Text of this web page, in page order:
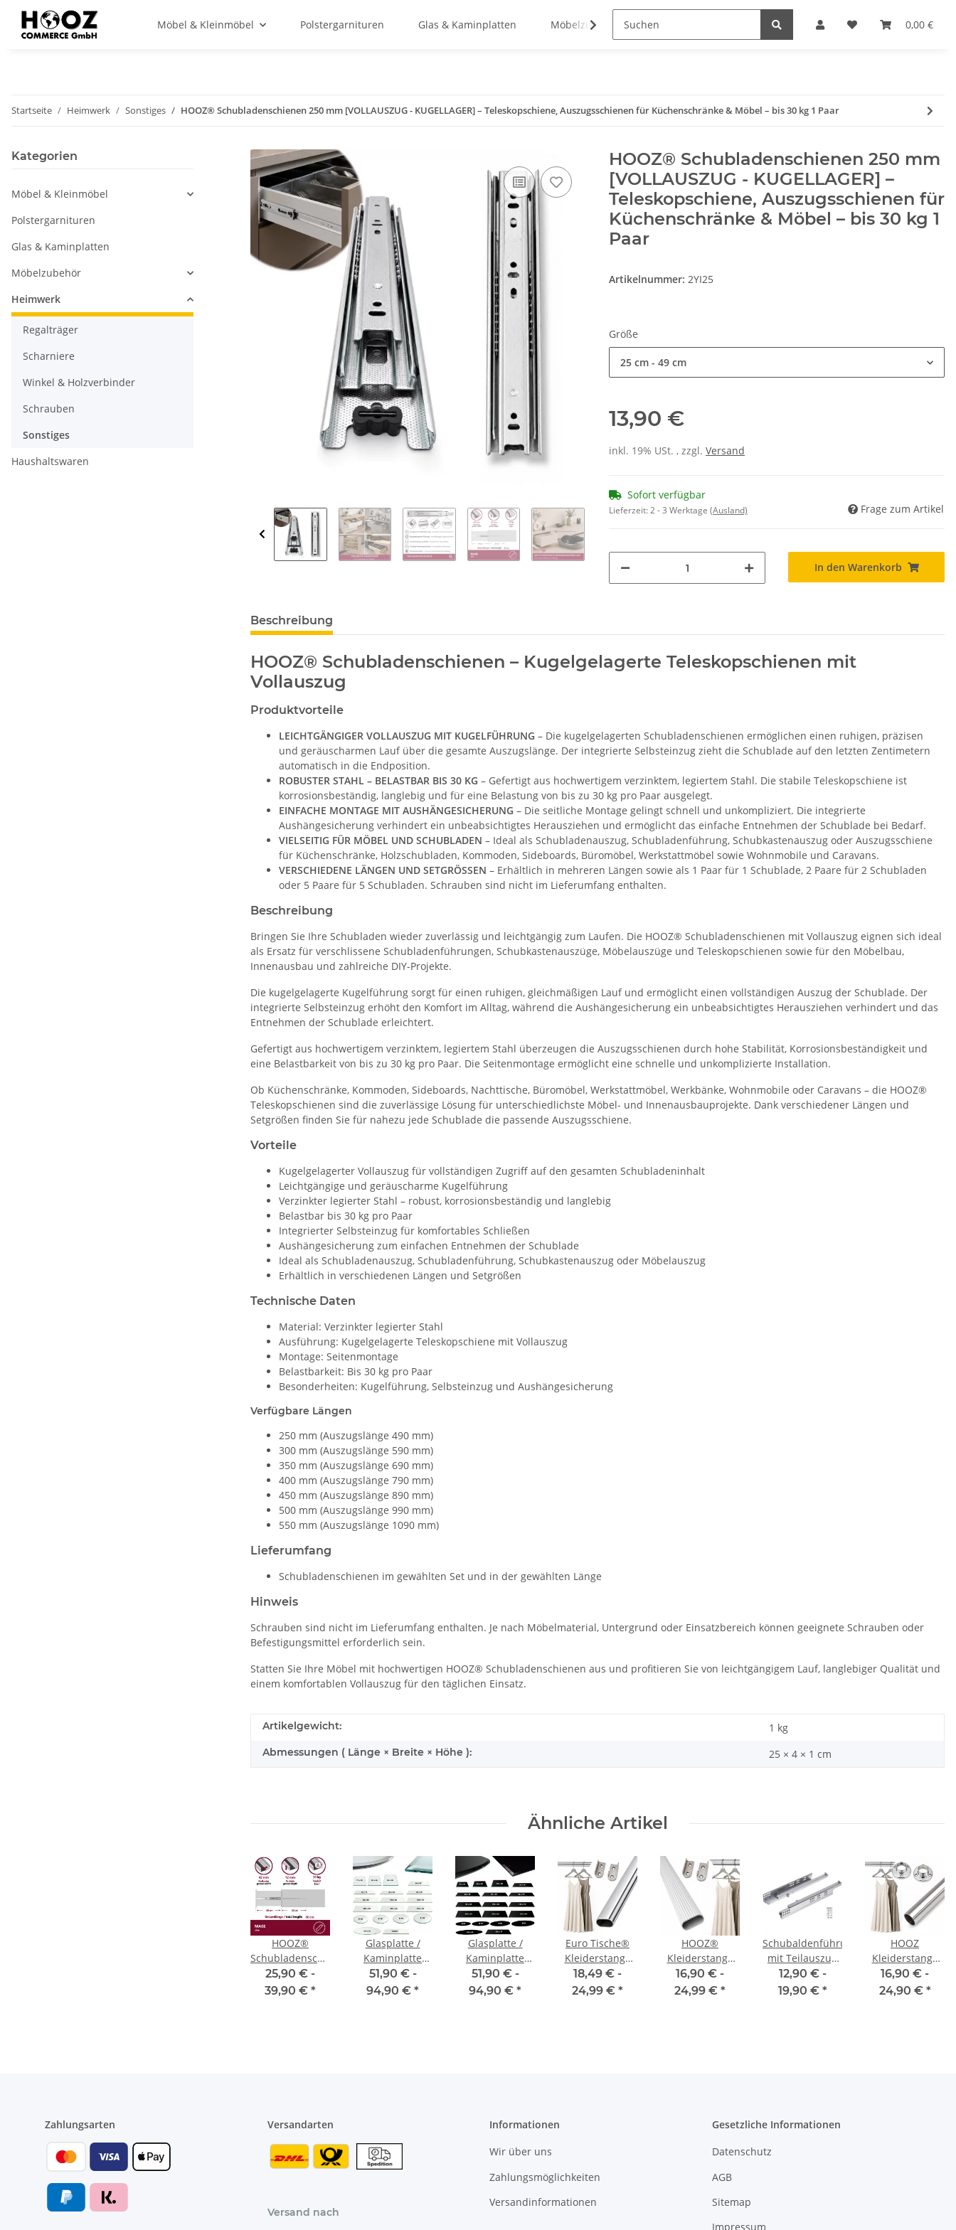
0,00 €
Möbel & Kleinmöbel Polstergarnituren Glas & Kaminplatten Möbelzubehör Haushaltswaren
Startseite Heimwerk Sonstiges HOOZ® Schubladenschienen 250 mm [VOLLAUSZUG - KUGELLAGER] – Teleskopschiene, Auszugsschienen für Küchenschränke & Möbel – bis 30 kg 1 Paar
HOOZ® Schubladenschienen 250 mm
[VOLLAUSZUG - KUGELLAGER] –
Teleskopschiene, Auszugsschienen für
Küchenschränke & Möbel – bis 30 kg 1
Paar
Artikelnummer: 2YI25
Größe
25 cm - 49 cm
13,90 €
inkl. 19% USt. , zzgl. Versand
Sofort verfügbar
Lieferzeit:2 - 3 Werktage (Ausland) Frage zum Artikel
In den Warenkorb
Beschreibung
HOOZ® Schubladenschienen – Kugelgelagerte Teleskopschienen mit
Vollauszug
Produktvorteile
LEICHTGÄNGIGER VOLLAUSZUG MIT KUGELFÜHRUNG – Die kugelgelagerten Schubladenschienen ermöglichen einen ruhigen, präzisen
und geräuscharmen Lauf über die gesamte Auszugslänge. Der integrierte Selbsteinzug zieht die Schublade auf den letzten Zentimetern
automatisch in die Endposition.
ROBUSTER STAHL – BELASTBAR BIS 30 KG – Gefertigt aus hochwertigem verzinktem, legiertem Stahl. Die stabile Teleskopschiene ist
korrosionsbeständig, langlebig und für eine Belastung von bis zu 30 kg pro Paar ausgelegt.
EINFACHE MONTAGE MIT AUSHÄNGESICHERUNG – Die seitliche Montage gelingt schnell und unkompliziert. Die integrierte
Aushängesicherung verhindert ein unbeabsichtigtes Herausziehen und ermöglicht das einfache Entnehmen der Schublade bei Bedarf.
VIELSEITIG FÜR MÖBEL UND SCHUBLADEN – Ideal als Schubladenauszug, Schubladenführung, Schubkastenauszug oder Auszugsschiene
für Küchenschränke, Holzschubladen, Kommoden, Sideboards, Büromöbel, Werkstattmöbel sowie Wohnmobile und Caravans.
VERSCHIEDENE LÄNGEN UND SETGRÖSSEN – Erhältlich in mehreren Längen sowie als 1 Paar für 1 Schublade, 2 Paare für 2 Schubladen
oder 5 Paare für 5 Schubladen. Schrauben sind nicht im Lieferumfang enthalten.
Beschreibung
Bringen Sie Ihre Schubladen wieder zuverlässig und leichtgängig zum Laufen. Die HOOZ® Schubladenschienen mit Vollauszug eignen sich ideal
als Ersatz für verschlissene Schubladenführungen, Schubkastenauszüge, Möbelauszüge und Teleskopschienen sowie für den Möbelbau,
Innenausbau und zahlreiche DIY-Projekte.
Die kugelgelagerte Kugelführung sorgt für einen ruhigen, gleichmäßigen Lauf und ermöglicht einen vollständigen Auszug der Schublade. Der
integrierte Selbsteinzug erhöht den Komfort im Alltag, während die Aushängesicherung ein unbeabsichtigtes Herausziehen verhindert und das
Entnehmen der Schublade erleichtert.
Gefertigt aus hochwertigem verzinktem, legiertem Stahl überzeugen die Auszugsschienen durch hohe Stabilität, Korrosionsbeständigkeit und
eine Belastbarkeit von bis zu 30 kg pro Paar. Die Seitenmontage ermöglicht eine schnelle und unkomplizierte Installation.
Ob Küchenschränke, Kommoden, Sideboards, Nachttische, Büromöbel, Werkstattmöbel, Werkbänke, Wohnmobile oder Caravans – die HOOZ®
Teleskopschienen sind die zuverlässige Lösung für unterschiedlichste Möbel- und Innenausbauprojekte. Dank verschiedener Längen und
Setgrößen finden Sie für nahezu jede Schublade die passende Auszugsschiene.
Vorteile
Kugelgelagerter Vollauszug für vollständigen Zugriff auf den gesamten Schubladeninhalt
Leichtgängige und geräuscharme Kugelführung
Verzinkter legierter Stahl – robust, korrosionsbeständig und langlebig
Belastbar bis 30 kg pro Paar
Integrierter Selbsteinzug für komfortables Schließen
Aushängesicherung zum einfachen Entnehmen der Schublade
Ideal als Schubladenauszug, Schubladenführung, Schubkastenauszug oder Möbelauszug
Erhältlich in verschiedenen Längen und Setgrößen
Technische Daten
Material: Verzinkter legierter Stahl
Ausführung: Kugelgelagerte Teleskopschiene mit Vollauszug
Montage: Seitenmontage
Belastbarkeit: Bis 30 kg pro Paar
Besonderheiten: Kugelführung, Selbsteinzug und Aushängesicherung
Verfügbare Längen
250 mm (Auszugslänge 490 mm)
300 mm (Auszugslänge 590 mm)
350 mm (Auszugslänge 690 mm)
400 mm (Auszugslänge 790 mm)
450 mm (Auszugslänge 890 mm)
500 mm (Auszugslänge 990 mm)
550 mm (Auszugslänge 1090 mm)
Lieferumfang
Schubladenschienen im gewählten Set und in der gewählten Länge
Hinweis
Schrauben sind nicht im Lieferumfang enthalten. Je nach Möbelmaterial, Untergrund oder Einsatzbereich können geeignete Schrauben oder
Befestigungsmittel erforderlich sein.
Statten Sie Ihre Möbel mit hochwertigen HOOZ® Schubladenschienen aus und profitieren Sie von leichtgängigem Lauf, langlebiger Qualität und
einem komfortablen Vollauszug für den täglichen Einsatz.
Artikelgewicht: 1 kg
Abmessungen ( Länge × Breite × Höhe ): 25 × 4 × 1 cm
Ähnliche Artikel
HOOZ®
Schubladenschienen
250 mm
[VOLLAUSZUG -
25,90 € -
39,90 € *
Glasplatte /
Kaminplatte
ESG-Glas –
Klarglas
51,90 € -
94,90 € *
Glasplatte /
Kaminplatte
ESG-Glas –
schwarz
51,90 € -
94,90 € *
Euro Tische®
Kleiderstange
Schrank Oval 50
- 120 cm
18,49 € -
24,99 € *
HOOZ®
Kleiderstange
50 - 120 cm Oval
Aluminium
16,90 € -
24,99 € *
Schubaldenführung
mit Teilauszug
und
Kugelführung
12,90 € -
19,90 € *
HOOZ
Kleiderstange
Chrom mit
Halterung in 5
16,90 € -
24,90 € *
Kategorien
Möbel & Kleinmöbel
Polstergarnituren
Glas & Kaminplatten
Möbelzubehör
Heimwerk
Regalträger
Scharniere
Winkel & Holzverbinder
Schrauben
Sonstiges
Haushaltswaren
Zahlungsarten Versandarten
Versand nach
Informationen
Wir über uns
Zahlungsmöglichkeiten
Versandinformationen
Gesetzliche Informationen
Datenschutz
AGB
Sitemap
Impressum